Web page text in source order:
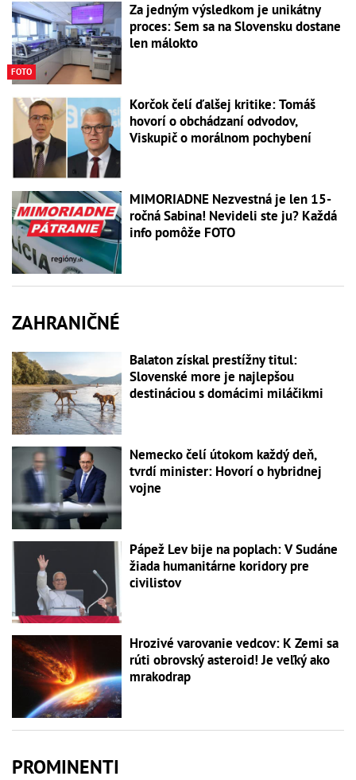
FOTO
Za jedným výsledkom je unikátny
proces: Sem sa na Slovensku dostane
len málokto
Korčok čelí ďalšej kritike: Tomáš
hovorí o obchádzaní odvodov,
Viskupič o morálnom pochybení
MIMORIADNE Nezvestná je len 15-
ročná Sabina! Nevideli ste ju? Každá
info pomôže FOTO
ZAHRANIČNÉ
Balaton získal prestížny titul:
Slovenské more je najlepšou
destináciou s domácimi miláčikmi
Nemecko čelí útokom každý deň,
tvrdí minister: Hovorí o hybridnej
vojne
Pápež Lev bije na poplach: V Sudáne
žiada humanitárne koridory pre
civilistov
Hrozivé varovanie vedcov: K Zemi sa
rúti obrovský asteroid! Je veľký ako
mrakodrap
PROMINENTI